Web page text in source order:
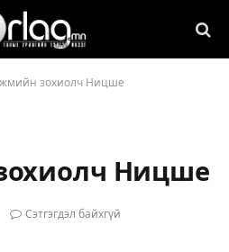
зохиолч Ницше
Ницше
Сэтгэгдэл байхгүй